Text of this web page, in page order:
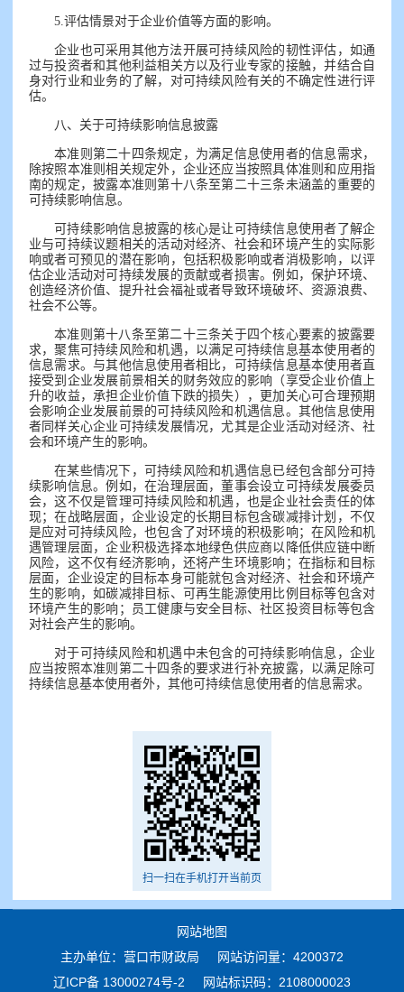
5.评估情景对于企业价值等方面的影响。
企业也可采用其他方法开展可持续风险的韧性评估，如通
过与投资者和其他利益相关方以及行业专家的接触，并结合自
身对行业和业务的了解，对可持续风险有关的不确定性进行评
估。
八、关于可持续影响信息披露
本准则第二十四条规定，为满足信息使用者的信息需求，
除按照本准则相关规定外，企业还应当按照具体准则和应用指
南的规定，披露本准则第十八条至第二十三条未涵盖的重要的
可持续影响信息。
可持续影响信息披露的核心是让可持续信息使用者了解企
业与可持续议题相关的活动对经济、社会和环境产生的实际影
响或者可预见的潜在影响，包括积极影响或者消极影响，以评
估企业活动对可持续发展的贡献或者损害。例如，保护环境、
创造经济价值、提升社会福祉或者导致环境破坏、资源浪费、
社会不公等。
本准则第十八条至第二十三条关于四个核心要素的披露要
求，聚焦可持续风险和机遇，以满足可持续信息基本使用者的
信息需求。与其他信息使用者相比，可持续信息基本使用者直
接受到企业发展前景相关的财务效应的影响（享受企业价值上
升的收益，承担企业价值下跌的损失），更加关心可合理预期
会影响企业发展前景的可持续风险和机遇信息。其他信息使用
者同样关心企业可持续发展情况，尤其是企业活动对经济、社
会和环境产生的影响。
在某些情况下，可持续风险和机遇信息已经包含部分可持
续影响信息。例如，在治理层面，董事会设立可持续发展委员
会，这不仅是管理可持续风险和机遇，也是企业社会责任的体
现；在战略层面，企业设定的长期目标包含碳减排计划，不仅
是应对可持续风险，也包含了对环境的积极影响；在风险和机
遇管理层面，企业积极选择本地绿色供应商以降低供应链中断
风险，这不仅有经济影响，还将产生环境影响；在指标和目标
层面，企业设定的目标本身可能就包含对经济、社会和环境产
生的影响，如碳减排目标、可再生能源使用比例目标等包含对
环境产生的影响；员工健康与安全目标、社区投资目标等包含
对社会产生的影响。
对于可持续风险和机遇中未包含的可持续影响信息，企业
应当按照本准则第二十四条的要求进行补充披露，以满足除可
持续信息基本使用者外，其他可持续信息使用者的信息需求。
扫一扫在手机打开当前页
网站地图
主办单位：营口市财政局
网站访问量：4200372
辽ICP备 13000274号-2
网站标识码：2108000023